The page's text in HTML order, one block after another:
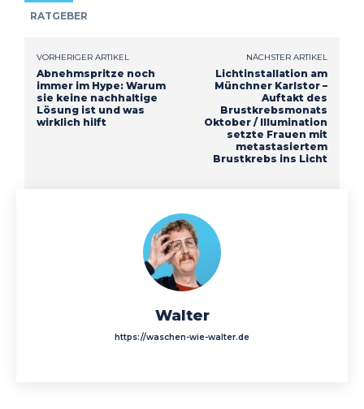
RATGEBER
VORHERIGER ARTIKEL
Abnehmspritze noch
immer im Hype: Warum
sie keine nachhaltige
Lösung ist und was
wirklich hilft
NÄCHSTER ARTIKEL
Lichtinstallation am
Münchner Karlstor –
Auftakt des
Brustkrebsmonats
Oktober / Illumination
setzte Frauen mit
metastasiertem
Brustkrebs ins Licht
Walter
https://waschen-wie-walter.de